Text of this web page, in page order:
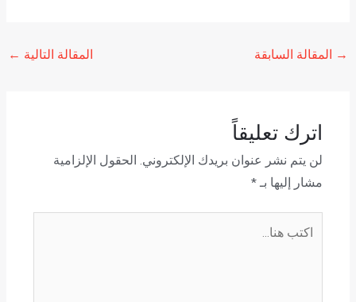
→ المقالة السابقة المقالة التالية ←
اترك تعليقاً
لن يتم نشر عنوان بريدك الإلكتروني.
الحقول الإلزامية
مشار إليها بـ *